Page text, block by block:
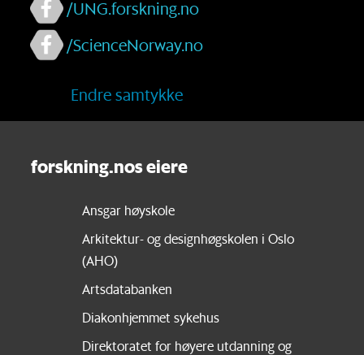
/UNG.forskning.no
/ScienceNorway.no
Endre samtykke
forskning.nos eiere
Ansgar høyskole
Arkitektur- og designhøgskolen i Oslo
(AHO)
Artsdatabanken
Diakonhjemmet sykehus
Direktoratet for høyere utdanning og